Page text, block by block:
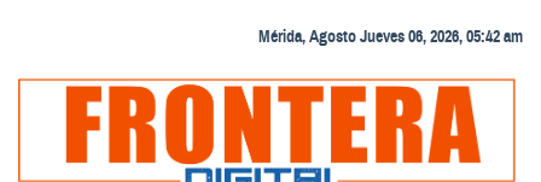
Mérida, Agosto Jueves 06, 2026, 05:42 am